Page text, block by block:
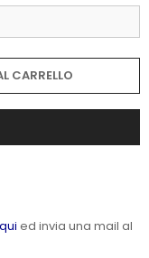
CARRELLO
ed invia una mail al